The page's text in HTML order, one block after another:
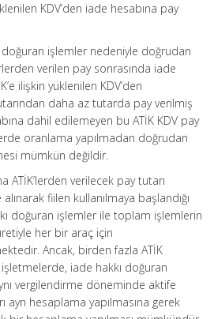
KDV’den iade hesabına pay
işlemler nedeniyle doğrudan
verilen pay sonrasında iade
ilişkin yüklenilen KDV’den
daha az tutarda pay verilmiş
dahil edilemeyen bu ATİK KDV pay
oranlama yapılmadan doğrudan
mümkün değildir.
ATİK’lerden verilecek pay tutarı
alınarak fiilen kullanılmaya başlandığı
doğuran işlemler ile toplam işlemlerin
her bir araç için
Ancak, birden fazla ATİK
iade hakkı doğuran
vergilendirme döneminde aktife
ayrı hesaplama yapılmasına gerek